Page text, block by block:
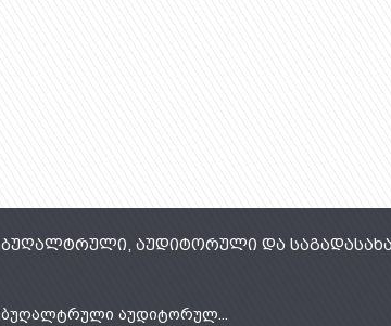
ბუღალტრული, აუდიტორული და
ბუღალტრული აუდიტორულ...